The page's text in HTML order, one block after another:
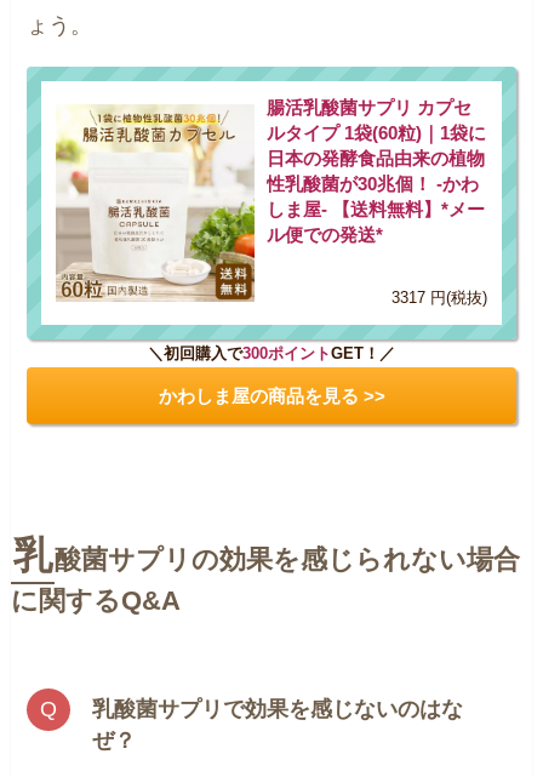
ょう。
腸活乳酸菌サプリ カプセ
ルタイプ 1袋(60粒)｜1袋に
日本の発酵食品由来の植物
性乳酸菌が30兆個！ -かわ
しま屋- 【送料無料】*メー
ル便での発送*
3317 円(税抜)
＼初回購入で300ポイントGET！／
かわしま屋の商品を見る >>
乳酸菌サプリの効果を感じられない場合
に関するQ&A
乳酸菌サプリで効果を感じないのはな
ぜ？